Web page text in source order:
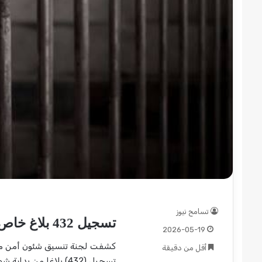
تسجيل 432 بلاغ خاص بالتعاون مع المليشيا بالخرطوم
كشفت لجنة تنسيق شئون أمن
تسامح نيوز
2026-05-19
أقل من دقيقة
قوات
الحصاد
دارفور تؤمن موسم